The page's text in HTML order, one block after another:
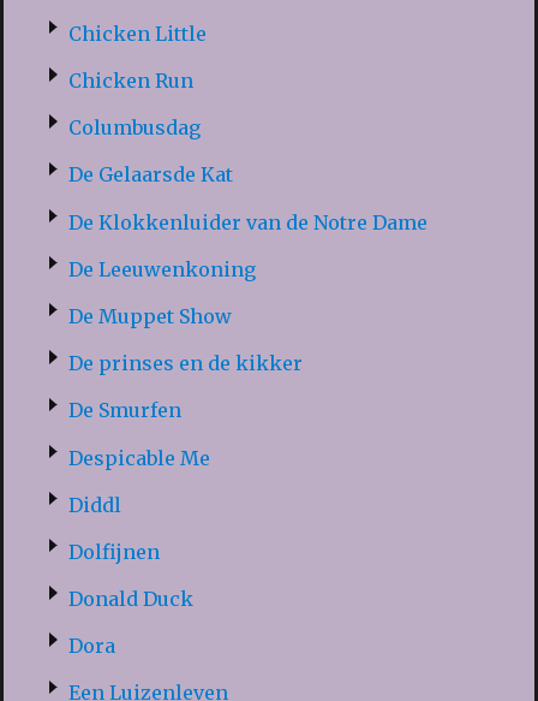
Chicken Little
Chicken Run
Columbusdag
De Gelaarsde Kat
De Klokkenluider van de Notre Dame
De Leeuwenkoning
De Muppet Show
De prinses en de kikker
De Smurfen
Despicable Me
Diddl
Dolfijnen
Donald Duck
Dora
Een Luizenleven